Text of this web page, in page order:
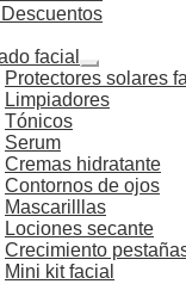
facial
Protectores solares
Limpiadores
Tónicos
Serum
Cremas hidratante
Contornos de ojos
Mascarilllas
Lociones secante
Crecimiento
Mini kit facial